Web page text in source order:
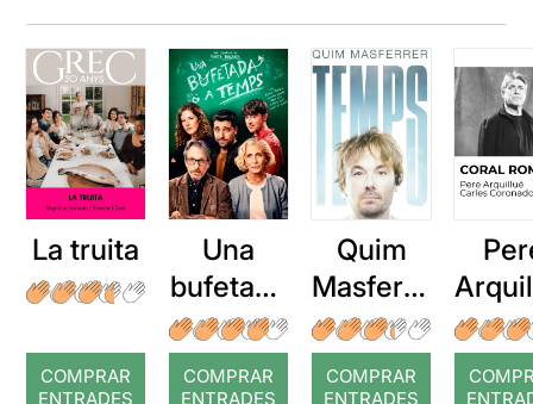
La truita
COMPRAR
ENTRADES
Una
bufetada
a temps
COMPRAR
ENTRADES
Quim
Masferre
r: Temps
COMPRAR
ENTRADES
: